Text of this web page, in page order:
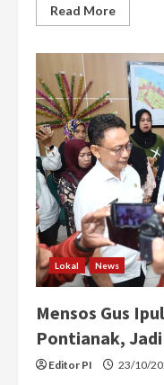
Read MoreRead
more
Gus
Ipul
Sebut
600
Ribu
Bansos
untuk
Main
Judol
Lokal News
Mensos Gus
Pontianak,
Editor PI 23/10/